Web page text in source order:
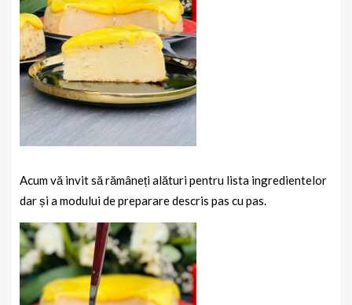
Acum vă invit să rămâneți alături pentru lista ingredientelor
dar și a modului de preparare descris pas cu pas.